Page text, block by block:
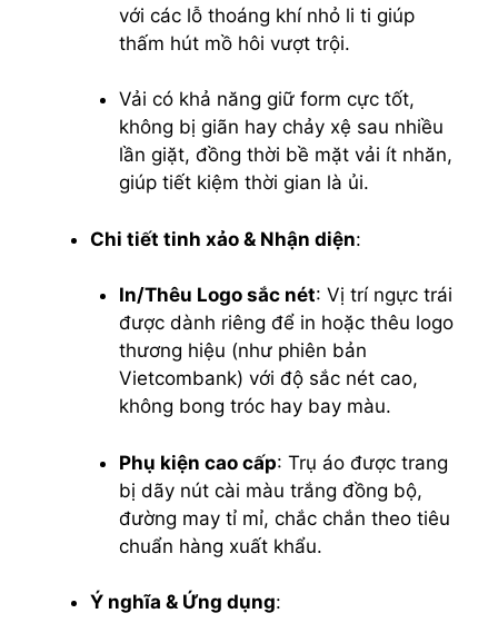
với các lỗ thoáng khí nhỏ li ti giúp
thấm hút mồ hôi vượt trội.
Vải có khả năng giữ form cực tốt,
không bị giãn hay chảy xệ sau nhiều
lần giặt, đồng thời bề mặt vải ít nhăn,
giúp tiết kiệm thời gian là ủi.
Chi tiết tinh xảo & Nhận diện:
In/Thêu Logo sắc nét: Vị trí ngực trái
được dành riêng để in hoặc thêu logo
thương hiệu (như phiên bản
Vietcombank) với độ sắc nét cao,
không bong tróc hay bay màu.
Phụ kiện cao cấp: Trụ áo được trang
bị dãy nút cài màu trắng đồng bộ,
đường may tỉ mỉ, chắc chắn theo tiêu
chuẩn hàng xuất khẩu.
Ý nghĩa & Ứng dụng: